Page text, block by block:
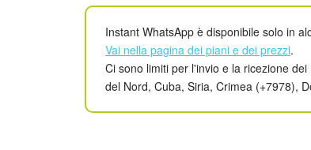
Instant WhatsApp è disponibile solo in
Vai nella pagina dei piani e dei prezzi.
Ci sono limiti per l'invio e la ricezione
del Nord, Cuba, Siria, Crimea (+7978),